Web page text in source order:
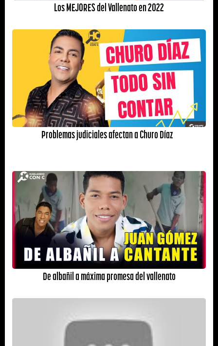
Los MEJORES del Vallenato en 2022
Problemas judiciales afectan a Churo Díaz
De albañil a máxima promesa del vallenato